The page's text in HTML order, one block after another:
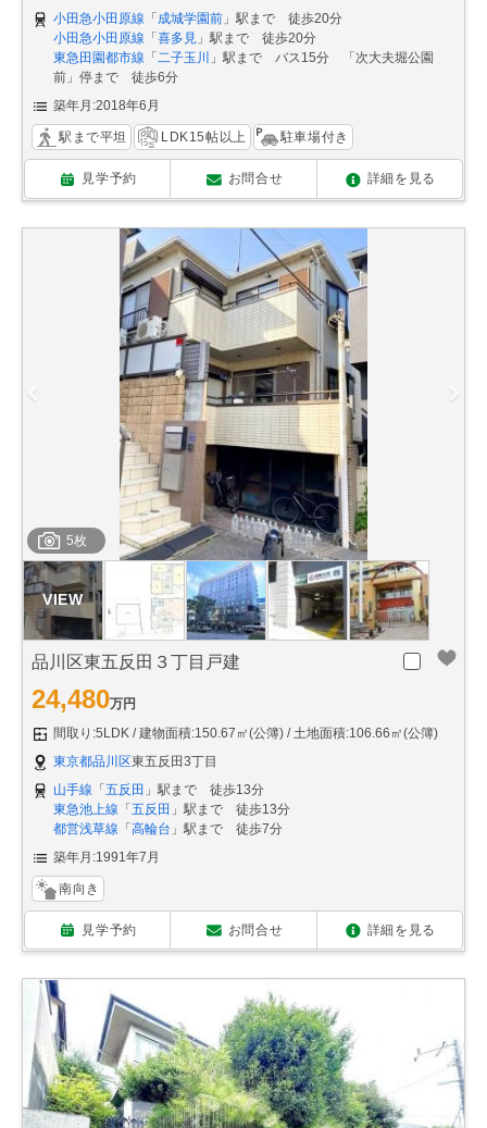
小田急小田原線 「 成城学園前 」駅まで 徒歩20分
小田急小田原線 「 喜多見 」駅まで 徒歩20分
東急田園都市線 「 二子玉川
」駅まで バス15分 「次大夫堀公園
前」停まで 徒歩6分
築年月:2018年6月
駅まで平坦 LDK15帖以上 駐車場付き
見学予約 お問合せ 詳細を見る
5枚
品川区東五反田３丁目戸建
24,480万円
間取り:5LDK
建物面積:150.67㎡(公簿)
土地面積:106.66㎡(公簿)
東京都品川区東五反田3丁目
山手線 「五反田 」駅まで 徒歩13分
東急池上線 「五反田 」駅まで 徒歩13分
都営浅草線 「高輪台 」駅まで 徒歩7分
築年月:1991年7月
南向き
見学予約 お問合せ 詳細を見る